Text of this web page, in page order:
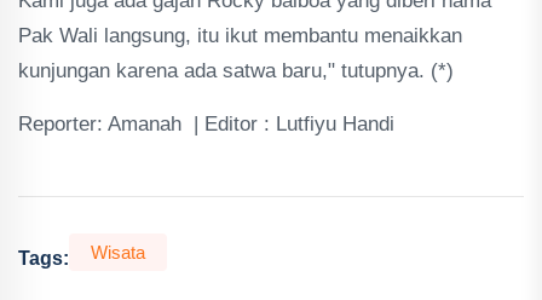
Pak Wali langsung, itu ikut membantu menaikkan
kunjungan karena ada satwa baru," tutupnya. (*)
Reporter: Amanah | Editor : Lutfiyu Handi
Tags: Wisata